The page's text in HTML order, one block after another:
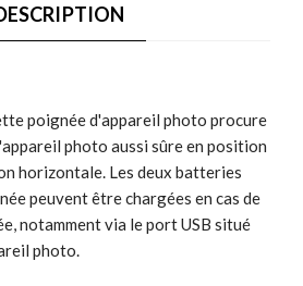
poignée d'appareil photo procure
photo aussi sûre en position
horizontale. Les deux batteries
peuvent être chargées en cas de
notamment via le port USB situé
photo.